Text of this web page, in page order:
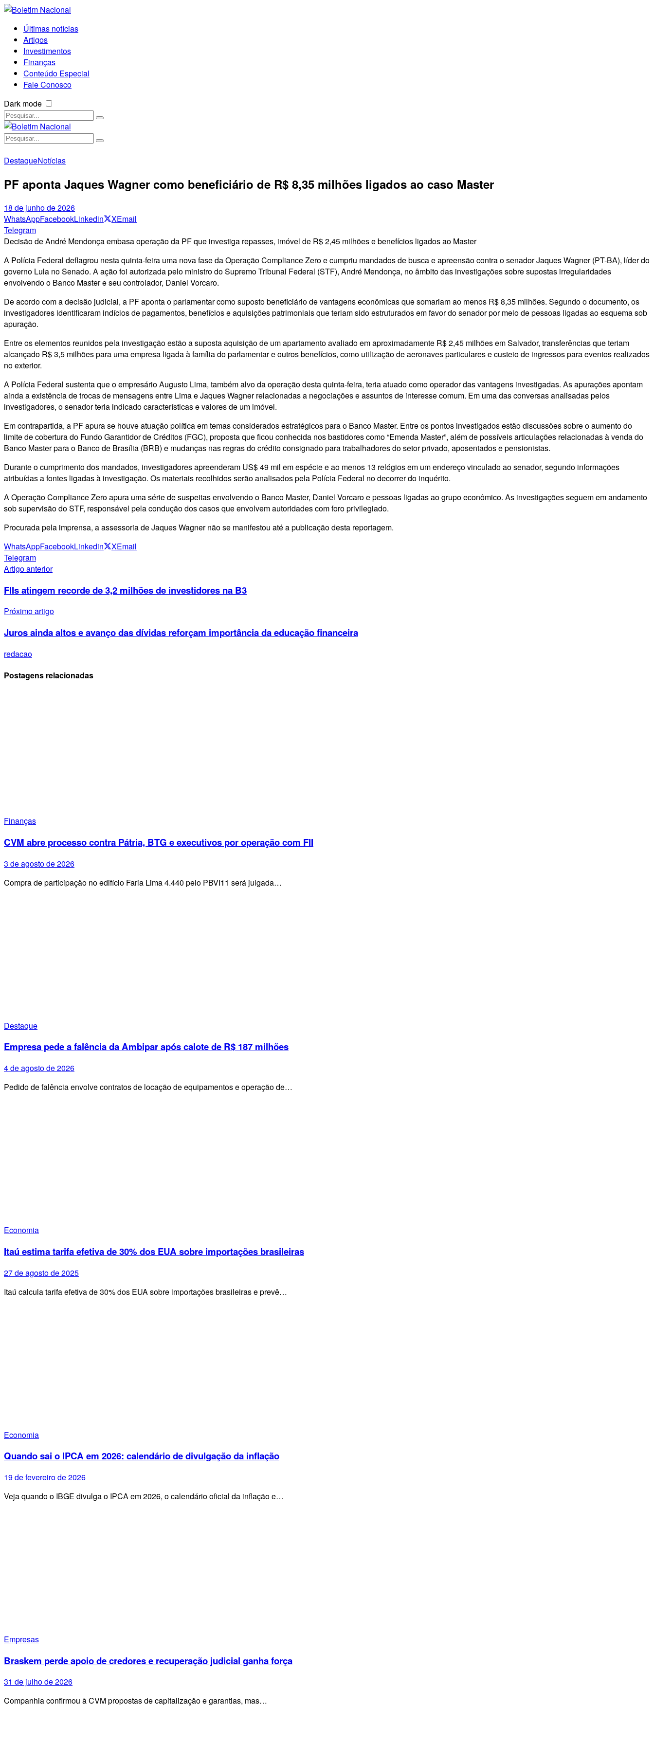
Últimas notícias
Artigos
Investimentos
Finanças
Conteúdo Especial
Fale Conosco
Dark mode
DestaqueNotícias
PF aponta Jaques Wagner como beneficiário de R$ 8,35 milhões ligados ao caso Master
18 de junho de 2026
WhatsAppFacebookLinkedin XEmail
Telegram
Decisão de André Mendonça embasa operação da PF que investiga repasses, imóvel de R$ 2,45 milhões e benefícios ligados ao Master
A Polícia Federal deflagrou nesta quinta-feira uma nova fase da Operação Compliance Zero e cumpriu mandados de busca e apreensão contra o senador Jaques Wagner (PT-BA), líder do
governo Lula no Senado. A ação foi autorizada pelo ministro do Supremo Tribunal Federal (STF), André Mendonça, no âmbito das investigações sobre supostas irregularidades
envolvendo o Banco Master e seu controlador, Daniel Vorcaro.
De acordo com a decisão judicial, a PF aponta o parlamentar como suposto beneficiário de vantagens econômicas que somariam ao menos R$ 8,35 milhões. Segundo o documento, os
investigadores identificaram indícios de pagamentos, benefícios e aquisições patrimoniais que teriam sido estruturados em favor do senador por meio de pessoas ligadas ao esquema sob
apuração.
Entre os elementos reunidos pela investigação estão a suposta aquisição de um apartamento avaliado em aproximadamente R$ 2,45 milhões em Salvador, transferências que teriam
alcançado R$ 3,5 milhões para uma empresa ligada à família do parlamentar e outros benefícios, como utilização de aeronaves particulares e custeio de ingressos para eventos realizados
no exterior.
A Polícia Federal sustenta que o empresário Augusto Lima, também alvo da operação desta quinta-feira, teria atuado como operador das vantagens investigadas. As apurações apontam
ainda a existência de trocas de mensagens entre Lima e Jaques Wagner relacionadas a negociações e assuntos de interesse comum. Em uma das conversas analisadas pelos
investigadores, o senador teria indicado características e valores de um imóvel.
Em contrapartida, a PF apura se houve atuação política em temas considerados estratégicos para o Banco Master. Entre os pontos investigados estão discussões sobre o aumento do
limite de cobertura do Fundo Garantidor de Créditos (FGC), proposta que ficou conhecida nos bastidores como “Emenda Master”, além de possíveis articulações relacionadas à venda do
Banco Master para o Banco de Brasília (BRB) e mudanças nas regras do crédito consignado para trabalhadores do setor privado, aposentados e pensionistas.
Durante o cumprimento dos mandados, investigadores apreenderam US$ 49 mil em espécie e ao menos 13 relógios em um endereço vinculado ao senador, segundo informações
atribuídas a fontes ligadas à investigação. Os materiais recolhidos serão analisados pela Polícia Federal no decorrer do inquérito.
A Operação Compliance Zero apura uma série de suspeitas envolvendo o Banco Master, Daniel Vorcaro e pessoas ligadas ao grupo econômico. As investigações seguem em andamento
sob supervisão do STF, responsável pela condução dos casos que envolvem autoridades com foro privilegiado.
Procurada pela imprensa, a assessoria de Jaques Wagner não se manifestou até a publicação desta reportagem.
WhatsAppFacebookLinkedin XEmail
Telegram
Artigo anterior
FIIs atingem recorde de 3,2 milhões de investidores na B3
Próximo artigo
Juros ainda altos e avanço das dívidas reforçam importância da educação financeira
redacao
Postagens relacionadas
Finanças
CVM abre processo contra Pátria, BTG e executivos por operação com FII
3 de agosto de 2026
Compra de participação no edifício Faria Lima 4.440 pelo PBVI11 será julgada…
Destaque
Empresa pede a falência da Ambipar após calote de R$ 187 milhões
4 de agosto de 2026
Pedido de falência envolve contratos de locação de equipamentos e operação de…
Economia
Itaú estima tarifa efetiva de 30% dos EUA sobre importações brasileiras
27 de agosto de 2025
Itaú calcula tarifa efetiva de 30% dos EUA sobre importações brasileiras e prevê…
Economia
Quando sai o IPCA em 2026: calendário de divulgação da inflação
19 de fevereiro de 2026
Veja quando o IBGE divulga o IPCA em 2026, o calendário oficial da inflação e…
Empresas
Braskem perde apoio de credores e recuperação judicial ganha força
31 de julho de 2026
Companhia confirmou à CVM propostas de capitalização e garantias, mas…